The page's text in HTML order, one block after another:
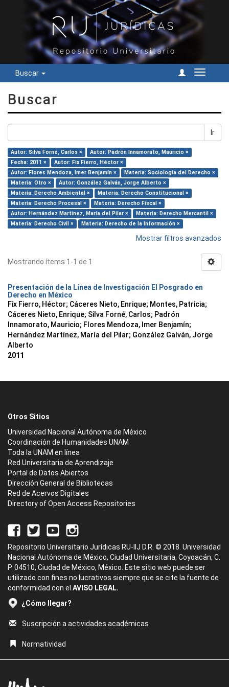
Buscar
Cambiar
Buscar
Ir
Autor: Silva Forné, Carlos ×
Autor: Padrón Innamorato, Mauricio ×
Fecha: 2011 ×
Autor: Fix Fierro, Héctor ×
Autor: Flores Mendoza, Imer Benjamín ×
Materia: Sociología del Derecho ×
Materia: Otro ×
Autor: González Galván, Jorge Alberto ×
Materia: Derecho Ambiental ×
Materia: Derecho Constitucional ×
Materia: Derecho Procesal ×
Materia: Derecho Fiscal ×
Autor: Hernández Martínez, María del Pilar ×
Materia: Derecho Mercantil ×
Materia: Derecho Civil ×
Materia: Derecho de la Información ×
Mostrar filtros avanzados
Mostrando ítems 1-1 de 1
Presentación de la Línea de Investigación El Posgrado en
Derecho en México
Fix Fierro, Héctor; Cáceres Nieto, Enrique; Montes, Patricia;
Cáceres Nieto, Enrique; Silva Forné, Carlos; Padrón
Innamorato, Mauricio; Flores Mendoza, Imer Benjamín;
Hernández Martínez, María del Pilar; González Galván, Jorge
Alberto
2011
Otros Sitios
Universidad Nacional Autónoma de México
Coordinación de Humanidades UNAM
Toda la UNAM en línea
Red Universitaria de Aprendizaje
Portal de Datos Abiertos
Dirección General de Bibliotecas
Red de Acervos Digitales
Directory of Open Access Repositories
Repositorio Universitario Jurídicas RU-IIJ D.R. © 2018. Universidad
Nacional Autónoma de México, Ciudad Universitaria, Coyoacán, C.
P. 04510, Ciudad de México, México. Este sitio web puede ser
utilizado con fines no lucrativos siempre que se cite la fuente de
conformidad con el AVISO LEGAL.
¿Cómo llegar?
Suscripción a actividades académicas
Normatividad